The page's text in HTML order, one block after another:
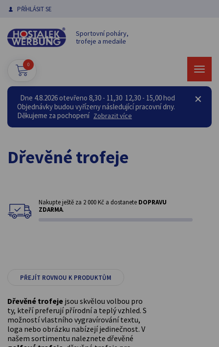
PŘÍHLÁSIT SE
Sportovní poháry,
trofeje a medaile
0
Dne 4.8.2026 otevřeno 8,30 - 11,30 12,30 - 15,00 hod
Objednávky budou vyřízeny následující pracovní dny.
Děkujeme za pochopení Zobrazit více
Dřevěné trofeje
Nakupte ještě za 2 000 Kč a dostanete DOPRAVU
ZDARMA.
PŘEJÍT ROVNOU K PRODUKTŮM
Dřevěné trofeje jsou skvělou volbou pro
ty, kteří preferují přírodní a teplý vzhled. S
možností vlastního vygravírování textu,
loga nebo obrázku nabízejí jedinečnost. V
našem sortimentu naleznete dřevěné